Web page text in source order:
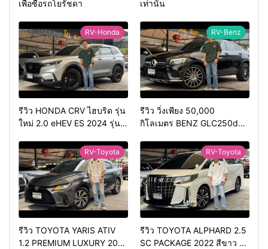
เพื่อซื้อรถโยรัชดา
เท่านั้น
RV-Honda
รีวิว HONDA CRV ไฮบริด รุ่น
ใหม่ 2.0 eHEV ES 2024 รุ่น
วิ่ง3หมื่นกว่าโล
RV-Benz
รีวิว วิ่งเพียง 50,000
กิโลเมตร BENZ GLC250d
เดียว ดีเซล สวยหายาก ทรง
สปอร์ต
RV-Toyota
รีวิว TOYOTA YARIS ATIV
1.2 PREMIUM LUXURY 2024
RV-Toyota
รีวิว TOYOTA ALPHARD 2.5
SC PACKAGE 2022 สีขาว ท้อ